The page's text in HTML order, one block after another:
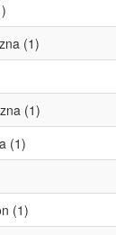
(1)
(1)
(1)
(1)